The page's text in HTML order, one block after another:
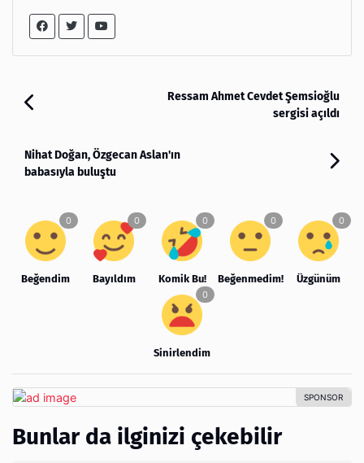
Ressam Ahmet Cevdet Şemsioğlu
sergisi açıldı
Nihat Doğan, Özgecan Aslan'ın
babasıyla buluştu
Beğendim Bayıldım Komik Bu! Beğenmedim! Üzgünüm
Sinirlendim
Bunlar da ilginizi çekebilir